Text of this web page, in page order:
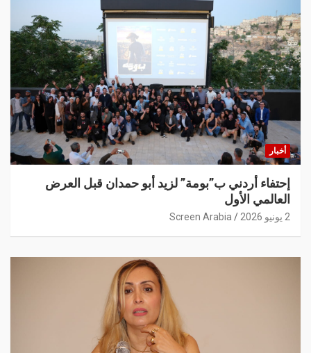
أخبار
إحتفاء أردني ب”بومة” لزيد أبو حمدان قبل العرض
العالمي الأول
2 يونيو 2026 Screen Arabia